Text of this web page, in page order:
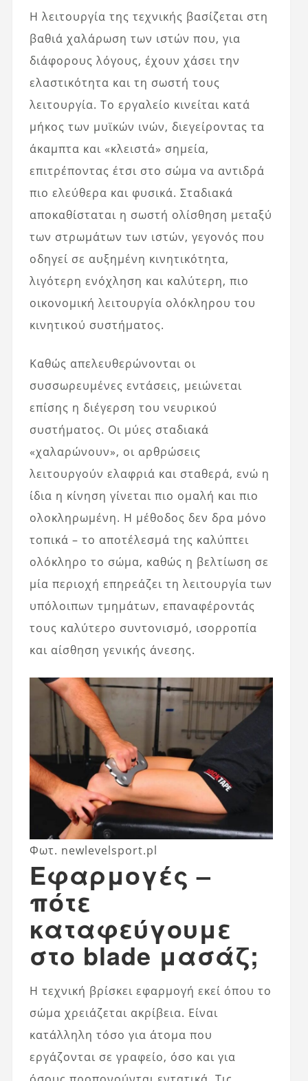
Η λειτουργία της τεχνικής βασίζεται στη
βαθιά χαλάρωση των ιστών που, για
διάφορους λόγους, έχουν χάσει την
ελαστικότητα και τη σωστή τους
λειτουργία. Το εργαλείο κινείται κατά
μήκος των μυϊκών ινών, διεγείροντας τα
άκαμπτα και «κλειστά» σημεία,
επιτρέποντας έτσι στο σώμα να αντιδρά
πιο ελεύθερα και φυσικά. Σταδιακά
αποκαθίσταται η σωστή ολίσθηση μεταξύ
των στρωμάτων των ιστών, γεγονός που
οδηγεί σε αυξημένη κινητικότητα,
λιγότερη ενόχληση και καλύτερη, πιο
οικονομική λειτουργία ολόκληρου του
κινητικού συστήματος.
Καθώς απελευθερώνονται οι
συσσωρευμένες εντάσεις, μειώνεται
επίσης η διέγερση του νευρικού
συστήματος. Οι μύες σταδιακά
«χαλαρώνουν», οι αρθρώσεις
λειτουργούν ελαφριά και σταθερά, ενώ η
ίδια η κίνηση γίνεται πιο ομαλή και πιο
ολοκληρωμένη. Η μέθοδος δεν δρα μόνο
τοπικά – το αποτέλεσμά της καλύπτει
ολόκληρο το σώμα, καθώς η βελτίωση σε
μία περιοχή επηρεάζει τη λειτουργία των
υπόλοιπων τμημάτων, επαναφέροντάς
τους καλύτερο συντονισμό, ισορροπία
και αίσθηση γενικής άνεσης.
Φωτ. newlevelsport.pl
Εφαρμογές –
πότε
καταφεύγουμε
στο blade μασάζ;
Η τεχνική βρίσκει εφαρμογή εκεί όπου το
σώμα χρειάζεται ακρίβεια. Είναι
κατάλληλη τόσο για άτομα που
εργάζονται σε γραφείο, όσο και για